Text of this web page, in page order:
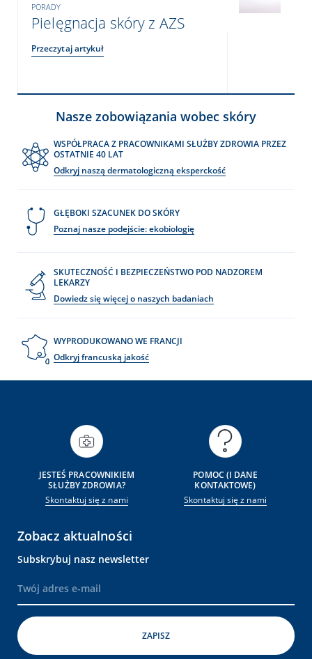
PORADY
Pielęgnacja skóry z AZS
Przeczytaj artykuł
Nasze zobowiązania wobec skóry
WSPÓŁPRACA Z PRACOWNIKAMI SŁUŻBY ZDROWIA PRZEZ
OSTATNIE 40 LAT
Odkryj naszą dermatologiczną eksperckość
GŁĘBOKI SZACUNEK DO SKÓRY
Poznaj nasze podejście: ekobiologię
SKUTECZNOŚĆ I BEZPIECZEŃSTWO POD NADZOREM
LEKARZY
Dowiedz się więcej o naszych badaniach
WYPRODUKOWANO WE FRANCJI
Odkryj francuską jakość
JESTEŚ PRACOWNIKIEM
SŁUŻBY ZDROWIA?
Skontaktuj się z nami
POMOC (I DANE
KONTAKTOWE)
Skontaktuj się z nami
Zobacz aktualności
Subskrybuj nasz newsletter